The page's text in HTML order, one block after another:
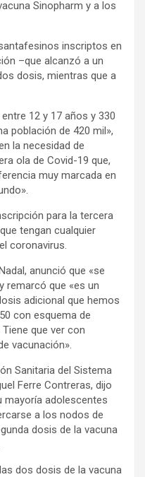
Sinopharm y a los
inscriptos en
–que alcanzó a un
dosis, mientras que a
12 y 17 años y 330
población de 420 mil»,
la necesidad de
ola de Covid-19 que,
muy marcada en
para la tercera
tengan cualquier
coronavirus.
anunció que «se
remarcó que «es un
adicional que hemos
con esquema de
que ver con
vacunación».
Sanitaria del Sistema
Ferre Contreras, dijo
mayoría adolescentes
a los nodos de
dosis de la vacuna
dos dosis de la vacuna